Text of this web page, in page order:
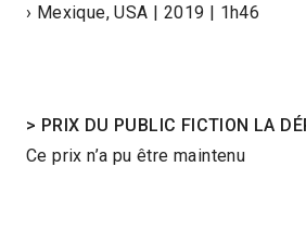
› Mexique, USA | 2019 | 1h46
> PRIX DU PUBLIC FICTION LA
Ce prix n’a pu être maintenu